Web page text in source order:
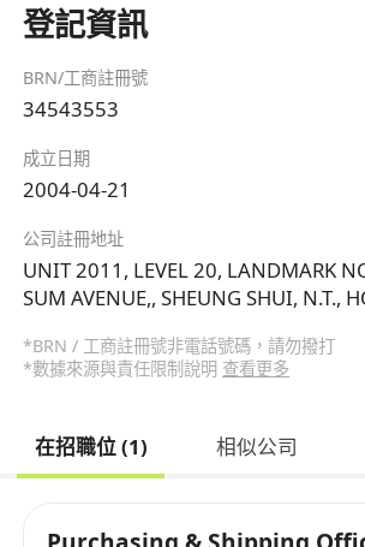
登記資訊
BRN/工商註冊號
34543553
成立日期
2004-04-21
公司註冊地址
UNIT 2011, LEVEL 20, LANDMARK
SUM AVENUE,, SHEUNG SHUI, N.T.,
*BRN / 工商註冊號非電話號碼，請勿撥打
*數據來源與責任限制說明 查看更多
在招職位 (1) 相似公司